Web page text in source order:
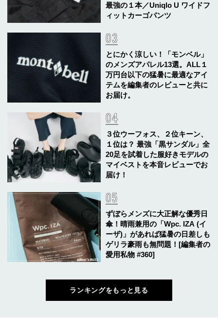
最強の１本／Uniqlo U ワイドフ
ィットカーゴパンツ
とにかく涼しい！「モンベル」
のメンズアパレル13選。ALL１
万円台以下の猛暑に最適なアイ
テムを編集者のレビューと共に
お届け。
３位ウーフォス、２位キーン、
１位は？ 最強「黒サンダル」全
20足を試着した服好きモデルの
マイベストを本音レビューでお
届け！
ずぼらメンズに大正解な優秀日
傘！晴雨兼用の「Wpc. IZA (イ
ーザ)」があれば猛暑の日差しも
ゲリラ豪雨も無問題！[編集者の
愛用私物 #360]
ランキングをもっと見る